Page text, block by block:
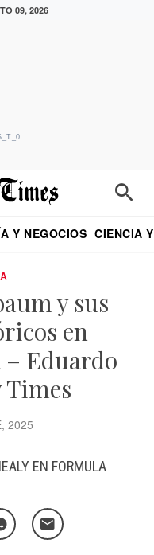
09, 2026
Y NEGOCIOS CIENCIA
y sus
en
Eduardo
2025
EN FORMULA